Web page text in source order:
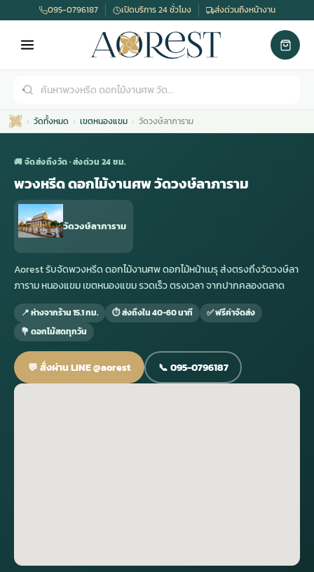
ดอกไม้หน้าศพ
ดอกไม้จัดงานศพ
จัดดอกไม้หน้าศพ
ดอกไม้หน้าหีบ
พวงหรีด กรุงเทพ
พวงหรีดราคา
สั่งพวงหรีด
ร้านพวงหรีด
าเมรุ
มรุสีขาว
ไม้หน้าเมรุ
กไม้หน้าเมรุ
ไม้งานแต่ง
ม้งานแต่ง ราคา
ไม้งานแต่ง ราคาถูก
ไม้งานแต่ง กรุงเทพ
อกไม้งานแต่ง
พวงหรีดพัดลม
พวงหรีดพัดลม ราคา
พวงหรีดพัดลม ราคาถูก
พวงหรีดพัดลม กรุงเทพ
พวงหรีดพัดลม ส่งด่วน
รับจัดงานศพ
รับจัดงานศพ ราคา
รับจัดงานศพ ครบวงจร
รับจัดงานศพ กรุงเทพ
095-0796187 เปิดบริการ 24 ชั่วโมง ส่งด่วนถึงหน้างาน
วัดทั้งหมด เขตหนองแขม วัดวงษ์ลาภาราม
🚚 จัดส่งถึงวัด · ส่งด่วน 24 ชม.
พวงหรีด ดอกไม้งานศพ วัดวงษ์ลาภาราม
วัดวงษ์ลาภาราม
Aorest รับจัดพวงหรีด ดอกไม้งานศพ ดอกไม้หน้าเมรุ ส่งตรงถึงวัดวงษ์ลา
ภาราม หนองแขม เขตหนองแขม รวดเร็ว ตรงเวลา จากปากคลองตลาด
📍 ห่างจากร้าน 15.1 กม. ⏱ ส่งถึงใน 40-60 นาที
✅ ฟรีค่าจัดส่ง
💐 ดอกไม้สดทุกวัน
💬 สั่งผ่าน LINE @aorest 📞 095-0796187